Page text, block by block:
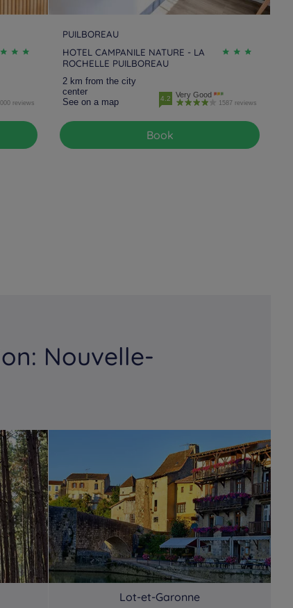
reviews
PUILBOREAU
HOTEL CAMPANILE NATURE - LA
ROCHELLE PUILBOREAU
2 km from the city
center
See on a map
4.2 Very Good
1587 reviews
Book
Nouvelle-
Lot-et-Garonne